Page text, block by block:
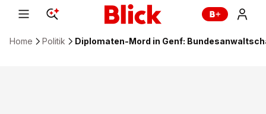
Home Politik Diplomaten-Mord in Genf: